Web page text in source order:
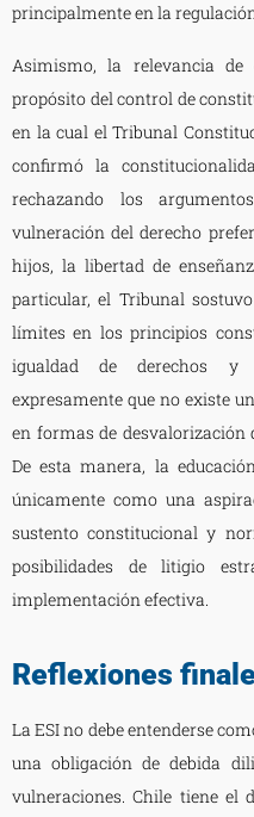
principalmente en la
Asimismo, la relevancia
propósito del control de
en la cual el Tribunal
confirmó la
rechazando los
vulneración del derecho
hijos, la libertad de
particular, el Tribunal
límites en los principios
igualdad de derechos y
expresamente que no existe
en formas de desvalorización
De esta manera, la
únicamente como una
sustento constitucional y
posibilidades de litigio
implementación efectiva.
Reflexiones
La ESI no debe entenderse
una obligación de debida
vulneraciones. Chile tiene el